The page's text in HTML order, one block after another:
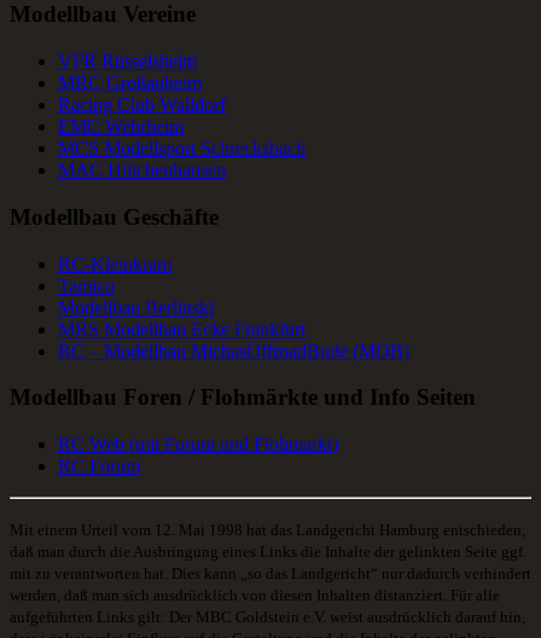
Modellbau Vereine
VFR Rüsselsheim
MRC Großauheim
Racing Club Walldorf
EMC Wehrheim
MCS Modellsport Schrecksbach
MAC Hütchenhausen
Modellbau Geschäfte
RC-Kleinkram
Tamico
Modellbau Berlinski
MRS Modellbau Ecke Frankfurt
RC – Modellbau MichasOffroadBude (MOB)
Modellbau Foren / Flohmärkte und Info Seiten
RC Web (mit Forum und Flohmarkt)
RC Forum
Mit einem Urteil vom 12. Mai 1998 hat das Landgericht Hamburg entschieden,
daß man durch die Ausbringung eines Links die Inhalte der gelinkten Seite ggf.
mit zu verantworten hat. Dies kann „so das Landgericht“ nur dadurch verhindert
werden, daß man sich ausdrücklich von diesen Inhalten distanziert. Für alle
aufgeführten Links gilt: Der MBC Goldstein e.V. weist ausdrücklich darauf hin,